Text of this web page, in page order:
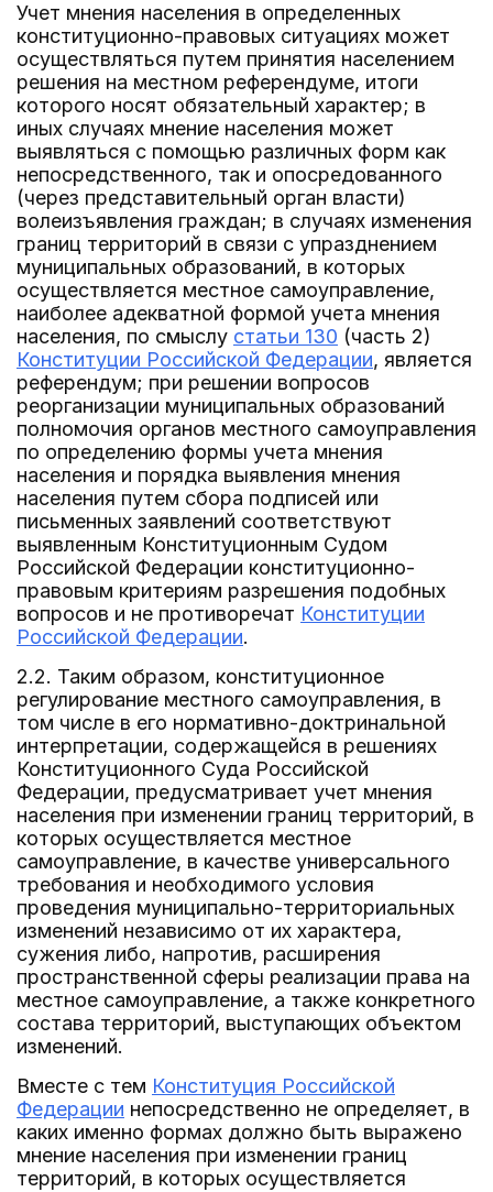
Учет мнения населения в определенных
конституционно-правовых ситуациях может
осуществляться путем принятия населением
решения на местном референдуме, итоги
которого носят обязательный характер; в
иных случаях мнение населения может
выявляться с помощью различных форм как
непосредственного, так и опосредованного
(через представительный орган власти)
волеизъявления граждан; в случаях изменения
границ территорий в связи с упразднением
муниципальных образований, в которых
осуществляется местное самоуправление,
наиболее адекватной формой учета мнения
населения, по смыслу статьи 130 (часть 2)
Конституции Российской Федерации, является
референдум; при решении вопросов
реорганизации муниципальных образований
полномочия органов местного самоуправления
по определению формы учета мнения
населения и порядка выявления мнения
населения путем сбора подписей или
письменных заявлений соответствуют
выявленным Конституционным Судом
Российской Федерации конституционно-
правовым критериям разрешения подобных
вопросов и не противоречат Конституции
Российской Федерации.
2.2. Таким образом, конституционное
регулирование местного самоуправления, в
том числе в его нормативно-доктринальной
интерпретации, содержащейся в решениях
Конституционного Суда Российской
Федерации, предусматривает учет мнения
населения при изменении границ территорий, в
которых осуществляется местное
самоуправление, в качестве универсального
требования и необходимого условия
проведения муниципально-территориальных
изменений независимо от их характера,
сужения либо, напротив, расширения
пространственной сферы реализации права на
местное самоуправление, а также конкретного
состава территорий, выступающих объектом
изменений.
Вместе с тем Конституция Российской
Федерации непосредственно не определяет, в
каких именно формах должно быть выражено
мнение населения при изменении границ
территорий, в которых осуществляется